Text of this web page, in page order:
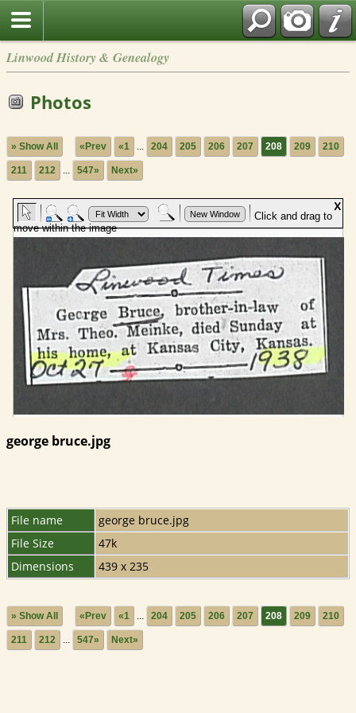
Linwood History & Genealogy
Photos
» Show All «Prev «1 ... 204 205 206 207 208 209 210
211 212 ... 547» Next»
george bruce.jpg
File name
george bruce.jpg
File Size
47k
Dimensions
439 x 235
» Show All «Prev «1 ... 204 205 206 207 208 209 210
211 212 ... 547» Next»